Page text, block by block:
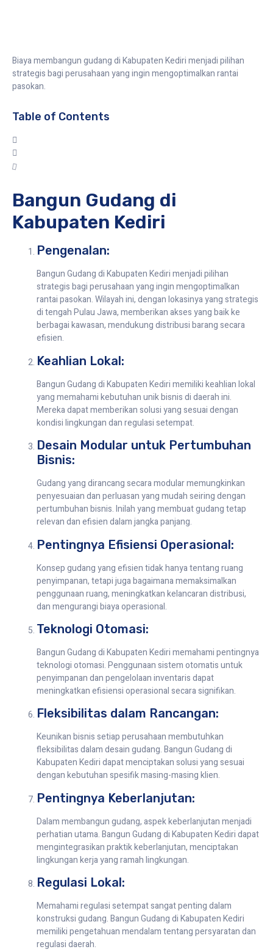
Biaya membangun gudang di Kabupaten Kediri menjadi pilihan
strategis bagi perusahaan yang ingin mengoptimalkan rantai
pasokan.
Table of Contents
Bangun Gudang di
Kabupaten Kediri
Pengenalan:
Bangun Gudang di Kabupaten Kediri menjadi pilihan
strategis bagi perusahaan yang ingin mengoptimalkan
rantai pasokan. Wilayah ini, dengan lokasinya yang strategis
di tengah Pulau Jawa, memberikan akses yang baik ke
berbagai kawasan, mendukung distribusi barang secara
efisien.
Keahlian Lokal:
Bangun Gudang di Kabupaten Kediri memiliki keahlian lokal
yang memahami kebutuhan unik bisnis di daerah ini.
Mereka dapat memberikan solusi yang sesuai dengan
kondisi lingkungan dan regulasi setempat.
Desain Modular untuk Pertumbuhan
Bisnis:
Gudang yang dirancang secara modular memungkinkan
penyesuaian dan perluasan yang mudah seiring dengan
pertumbuhan bisnis. Inilah yang membuat gudang tetap
relevan dan efisien dalam jangka panjang.
Pentingnya Efisiensi Operasional:
Konsep gudang yang efisien tidak hanya tentang ruang
penyimpanan, tetapi juga bagaimana memaksimalkan
penggunaan ruang, meningkatkan kelancaran distribusi,
dan mengurangi biaya operasional.
Teknologi Otomasi:
Bangun Gudang di Kabupaten Kediri memahami pentingnya
teknologi otomasi. Penggunaan sistem otomatis untuk
penyimpanan dan pengelolaan inventaris dapat
meningkatkan efisiensi operasional secara signifikan.
Fleksibilitas dalam Rancangan:
Keunikan bisnis setiap perusahaan membutuhkan
fleksibilitas dalam desain gudang. Bangun Gudang di
Kabupaten Kediri dapat menciptakan solusi yang sesuai
dengan kebutuhan spesifik masing-masing klien.
Pentingnya Keberlanjutan:
Dalam membangun gudang, aspek keberlanjutan menjadi
perhatian utama. Bangun Gudang di Kabupaten Kediri dapat
mengintegrasikan praktik keberlanjutan, menciptakan
lingkungan kerja yang ramah lingkungan.
Regulasi Lokal:
Memahami regulasi setempat sangat penting dalam
konstruksi gudang. Bangun Gudang di Kabupaten Kediri
memiliki pengetahuan mendalam tentang persyaratan dan
regulasi daerah.